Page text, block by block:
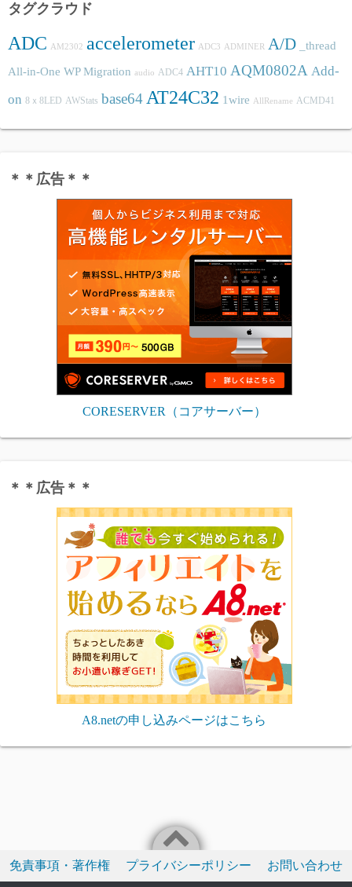
タグクラウド
ADC AM2302 accelerometer ADC3 ADMINER A/D _thread
All-in-One WP Migration audio ADC4 AHT10 AQM0802A Add-
on 8ｘ8LED AWStats base64 AT24C32 1wire AllRename ACMD41
＊＊広告＊＊
CORESERVER（コアサーバー）
＊＊広告＊＊
A8.netの申し込みページはこちら
免責事項・著作権 プライバシーポリシー お問い合わせ